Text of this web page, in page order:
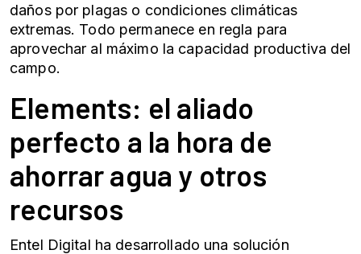
daños por plagas o condiciones climáticas
extremas. Todo permanece en regla para
aprovechar al máximo la capacidad productiva del
campo.
Elements: el aliado
perfecto a la hora de
ahorrar agua y otros
recursos
Entel Digital ha desarrollado una solución